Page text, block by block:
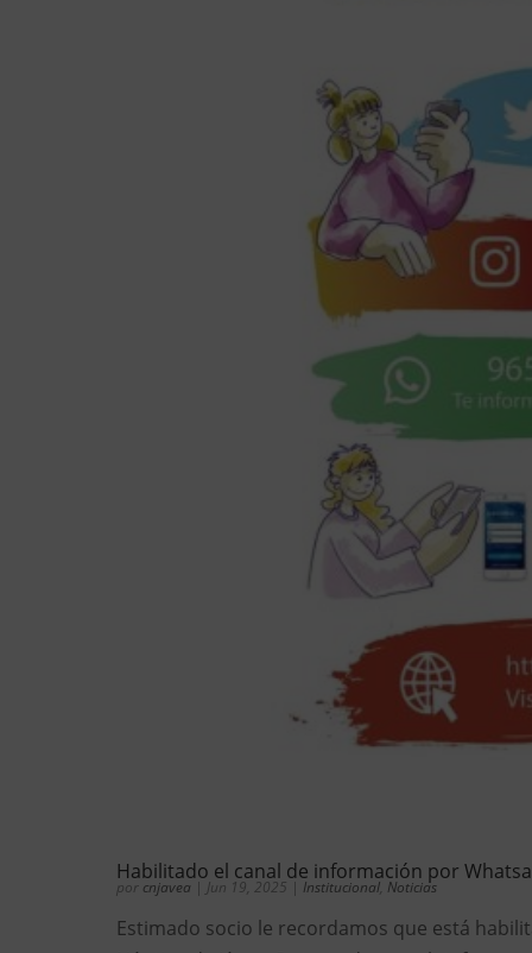
Habilitado el canal de información por
por cnjavea | Jun 19, 2025 | Institucional Noticias
Estimado socio le recordamos que está